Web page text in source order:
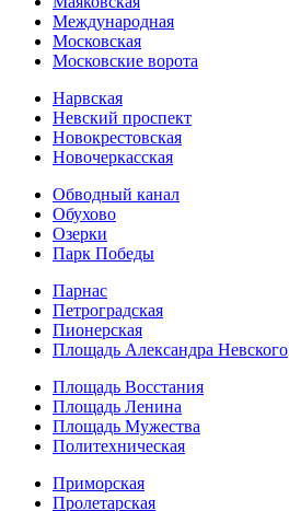
Международная
Московская
Московские ворота
Нарвская
Невский проспект
Новокрестовская
Новочеркасская
Обводный канал
Обухово
Озерки
Парк Победы
Парнас
Петроградская
Пионерская
Площадь Александра Невского
Площадь Восстания
Площадь Ленина
Площадь Мужества
Политехническая
Приморская
Пролетарская